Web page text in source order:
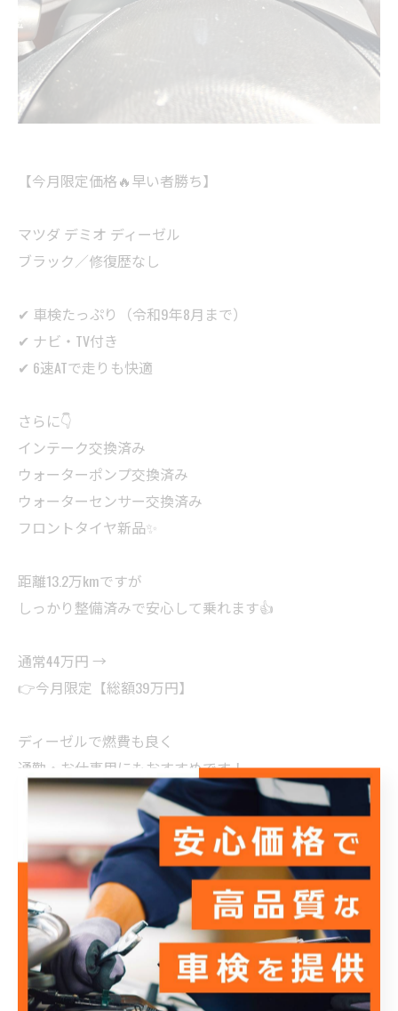
【今月限定価格🔥早い者勝ち】
マツダ デミオ ディーゼル
ブラック／修復歴なし
✔ 車検たっぷり（令和9年8月まで）
✔ ナビ・TV付き
✔ 6速ATで走りも快適
さらに👇
インテーク交換済み
ウォーターポンプ交換済み
ウォーターセンサー交換済み
フロントタイヤ新品✨
距離13.2万kmですが
しっかり整備済みで安心して乗れます👍
通常44万円 →
👉今月限定【総額39万円】
ディーゼルで燃費も良く
通勤・お仕事用にもおすすめです！
下取り・代車相談OK
注文販売もやってます！
気になる方はDMください📩
--------------------------------------------------------------------
--